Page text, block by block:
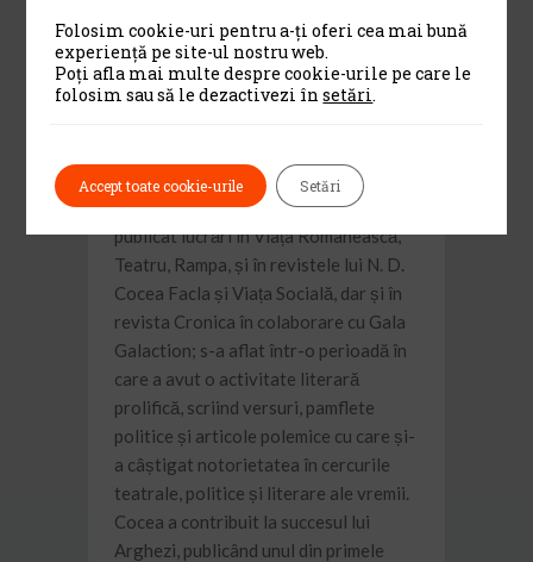
a mutat la Geneva, unde a scris poezii,
a asistat la cursurile Universității și, ca
să-și câstige existența, a lucrat în
Perioada Anilor 1910
S-a reîntors în România în 1910, și a
publicat lucrări în Viața Românească,
Teatru, Rampa, și în revistele lui N. D.
Cocea Facla și Viața Socială, dar și în
revista Cronica în colaborare cu Gala
Galaction; s-a aflat într-o perioadă în
care a avut o activitate literară
prolifică, scriind versuri, pamflete
politice și articole polemice cu care și-
a câștigat notorietatea în cercurile
teatrale, politice și literare ale vremii.
Cocea a contribuit la succesul lui
Arghezi, publicând unul din primele
Folosim cookie-uri pentru a-ți oferi cea mai bună
experiență pe site-ul nostru web.
Poți afla mai multe despre cookie-urile pe care le
folosim sau să le dezactivezi însetări.
Accept toate cookie-urile Setări